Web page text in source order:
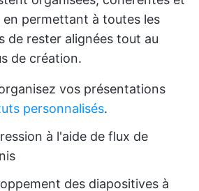
permettant à toutes les
de rester alignées tout au
de création.
vos présentations
personnalisés.
à l'aide de flux de
des diapositives à